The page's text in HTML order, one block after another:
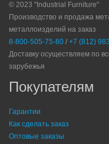
© 2023 "Industrial Furniture"
Производство и продажа
металлоизделий на заказ
8-800-505-75-80 / +7 (812)
Доставку осуществляем по
зарубежья
Покупателям
Гарантии
Как сделать заказ
Оптовые заказы